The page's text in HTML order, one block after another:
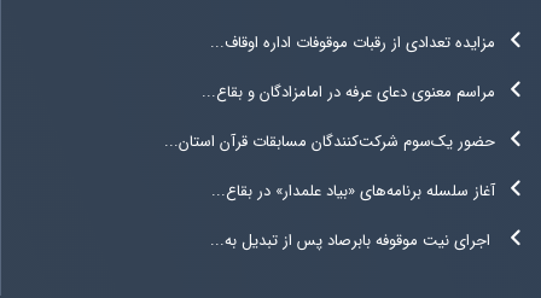
مزایده تعدادی از رقبات موقوفات اداره اوقاف...
مراسم معنوی دعای عرفه در امامزادگان و بقاع...
حضور یک‌سوم شرکت‌کنندگان مسابقات قرآن استان...
آغاز سلسله برنامه‌های «بیاد علمدار» در بقاع...
اجرای نیت موقوفه بابرصاد پس از تبدیل به...